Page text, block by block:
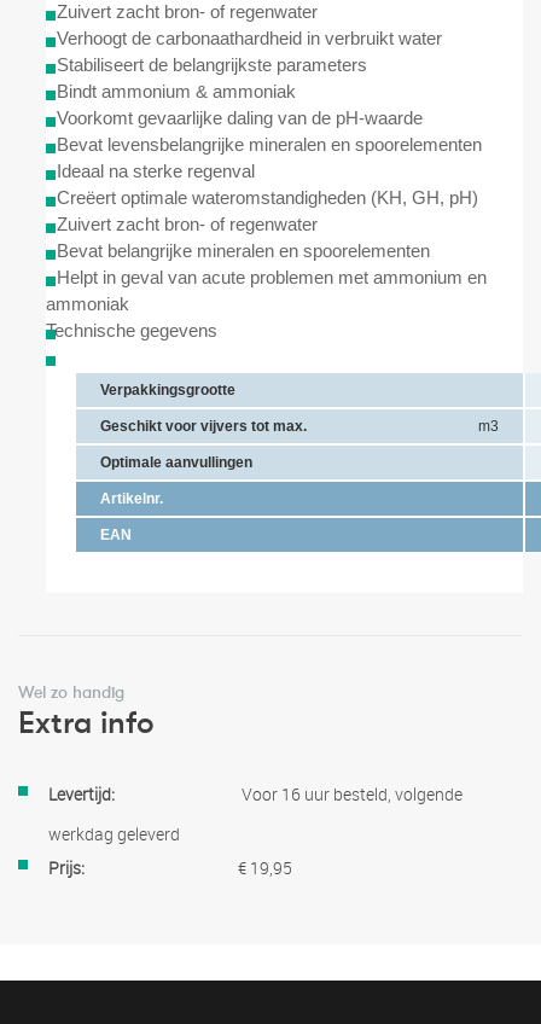
- Zuivert zacht bron- of regenwater
- Verhoogt de carbonaathardheid in verbruikt water
- Stabiliseert de belangrijkste parameters
- Bindt ammonium & ammoniak
- Voorkomt gevaarlijke daling van de pH-waarde
- Bevat levensbelangrijke mineralen en spoorelementen
- Ideaal na sterke regenval
- Creëert optimale wateromstandigheden (KH, GH, pH)
- Zuivert zacht bron- of regenwater
- Bevat belangrijke mineralen en spoorelementen
- Helpt in geval van acute problemen met ammonium en
ammoniak
Technische gegevens
Verpakkingsgrootte
Geschikt voor vijvers tot max. m3
Optimale aanvullingen
Artikelnr.
EAN
Wel zo handig
Extra info
Meer
Voor 16 uur besteld, volgende
werkdag geleverd
€ 19,95